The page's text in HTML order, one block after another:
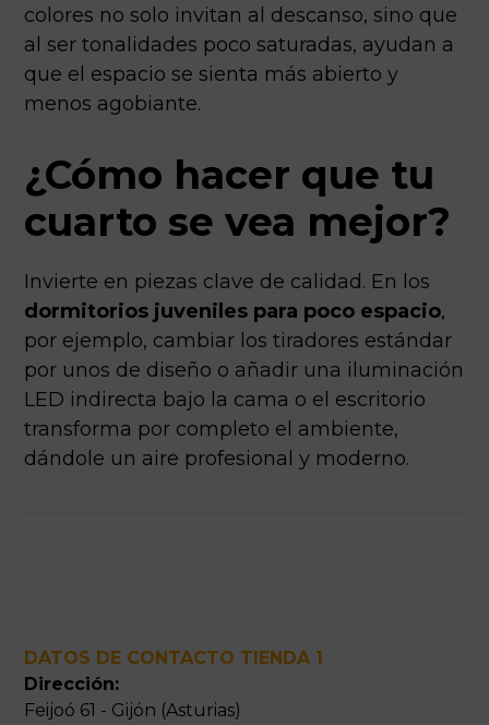
colores no solo invitan al descanso, sino que
al ser tonalidades poco saturadas, ayudan a
que el espacio se sienta más abierto y
menos agobiante.
¿Cómo hacer que tu
cuarto se vea mejor?
Invierte en piezas clave de calidad. En los
dormitorios juveniles para poco espacio,
por ejemplo, cambiar los tiradores estándar
por unos de diseño o añadir una iluminación
LED indirecta bajo la cama o el escritorio
transforma por completo el ambiente,
dándole un aire profesional y moderno.
DATOS DE CONTACTO TIENDA 1
Dirección:
Feijoó 61 - Gijón (Asturias)